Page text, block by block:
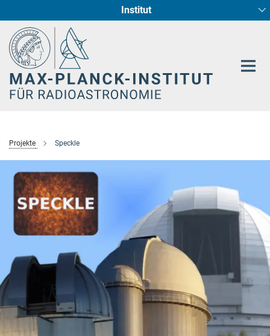
Institut
Radioastronomische Fundamentalphysik
Sternentstehung und Galaxienentwicklung
Projekte Speckle